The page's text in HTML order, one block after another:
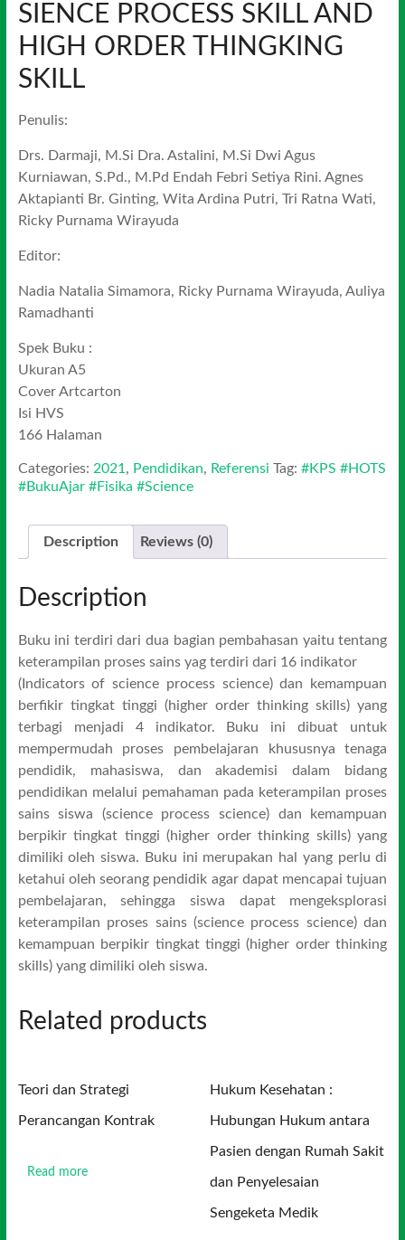
SIENCE PROCESS SKILL AND
HIGH ORDER THINGKING
SKILL
Penulis:
Drs. Darmaji, M.Si Dra. Astalini, M.Si Dwi Agus
Kurniawan, S.Pd., M.Pd Endah Febri Setiya Rini. Agnes
Aktapianti Br. Ginting, Wita Ardina Putri, Tri Ratna Wati,
Ricky Purnama Wirayuda
Editor:
Nadia Natalia Simamora, Ricky Purnama Wirayuda, Auliya
Ramadhanti
Spek Buku :
Ukuran A5
Cover Artcarton
Isi HVS
166 Halaman
Categories: 2021, Pendidikan, Referensi Tag: #KPS #HOTS
#BukuAjar #Fisika #Science
Description Reviews (0)
Description
Buku ini terdiri dari dua bagian pembahasan yaitu tentang
keterampilan proses sains yag terdiri dari 16 indikator
(Indicators of science process science) dan kemampuan
berfikir tingkat tinggi (higher order thinking skills) yang
terbagi menjadi 4 indikator. Buku ini dibuat untuk
mempermudah proses pembelajaran khususnya tenaga
pendidik, mahasiswa, dan akademisi dalam bidang
pendidikan melalui pemahaman pada keterampilan proses
sains siswa (science process science) dan kemampuan
berpikir tingkat tinggi (higher order thinking skills) yang
dimiliki oleh siswa. Buku ini merupakan hal yang perlu di
ketahui oleh seorang pendidik agar dapat mencapai tujuan
pembelajaran, sehingga siswa dapat mengeksplorasi
keterampilan proses sains (science process science) dan
kemampuan berpikir tingkat tinggi (higher order thinking
skills) yang dimiliki oleh siswa.
Related products
Teori dan Strategi
Perancangan Kontrak
Read more
Hukum Kesehatan :
Hubungan Hukum antara
Pasien dengan Rumah Sakit
dan Penyelesaian
Sengeketa Medik